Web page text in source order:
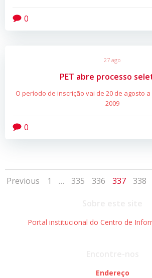
0
27 ago
PET abre processo
O período de inscrição vai de 20 de agosto
2009
0
Posts
Previous
Posts
Page
1 … Page
335 Page
336 Page
337 Page
338
Portal institucional do Centro de
Endereço